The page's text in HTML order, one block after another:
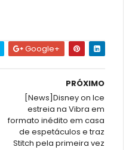
Google+
PRÓXIMO
[News]Disney on Ice
estreia na Vibra em
formato inédito em casa
de espetáculos e traz
Stitch pela primeira vez